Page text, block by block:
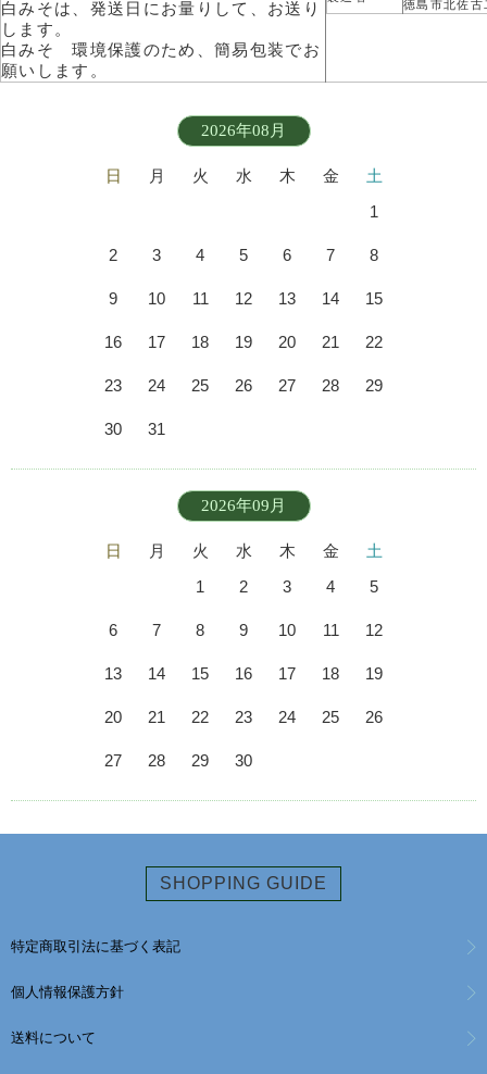
白みそは、発送日にお量りして、お送り
します。
白みそ 環境保護のため、簡易包装でお
願いします。
徳島市北佐
2026年08月
日 月 火 水 木 金
土
1
2 3 4 5 6 7 8
9 10 11 12 13 14 15
16 17 18 19 20 21 22
23 24 25 26 27 28 29
30 31
2026年09月
日 月 火 水 木 金
土
1
2 3 4 5
6 7 8 9 10 11 12
13 14 15 16 17 18 19
20 21 22 23 24 25 26
27 28 29 30
SHOPPING GUIDE
特定商取引法に基づく表記
個人情報保護方針
送料について